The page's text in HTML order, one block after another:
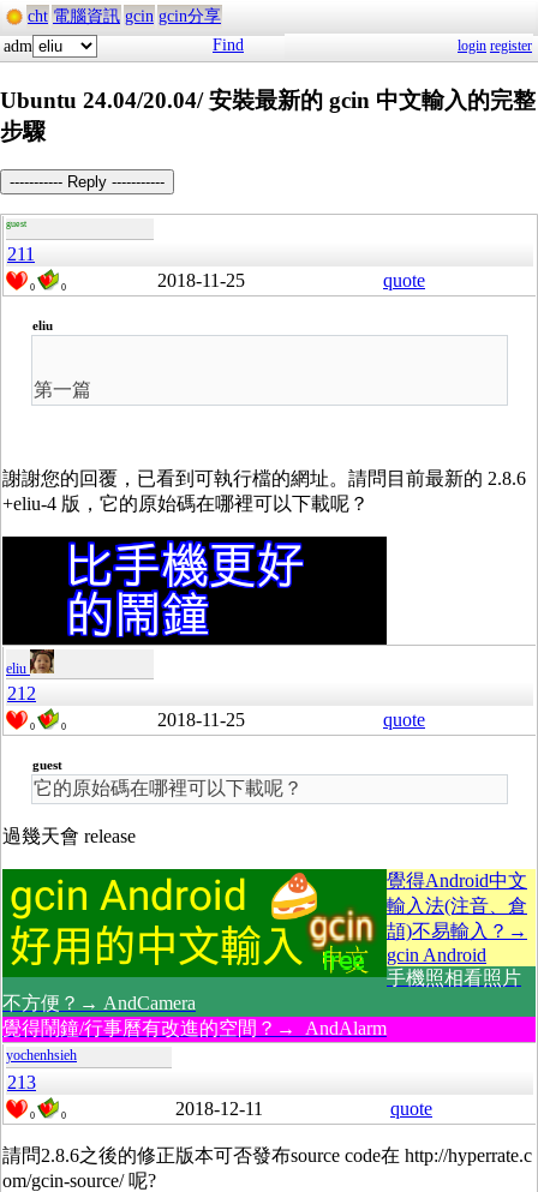
cht 電腦資訊 gcin gcin分享
adm
Find login register
Ubuntu 24.04/20.04/ 安裝最新的 gcin 中文輸入的完整
步驟
----------- Reply -----------
guest
211
0 0 2018-11-25 quote
eliu
第一篇
謝謝您的回覆，已看到可執行檔的網址。請問目前最新的 2.8.6
+eliu-4 版，它的原始碼在哪裡可以下載呢？
eliu
212
0 0 2018-11-25 quote
guest
它的原始碼在哪裡可以下載呢？
過幾天會 release
覺得Android中文
輸入法(注音、倉
頡)不易輸入？→
gcin Android
手機照相看照片
不方便？→ AndCamera
覺得鬧鐘/行事曆有改進的空間？→ AndAlarm
yochenhsieh
213
0 0 2018-12-11 quote
請問2.8.6之後的修正版本可否發布source code在 http://hyperrate.c
om/gcin-source/ 呢?